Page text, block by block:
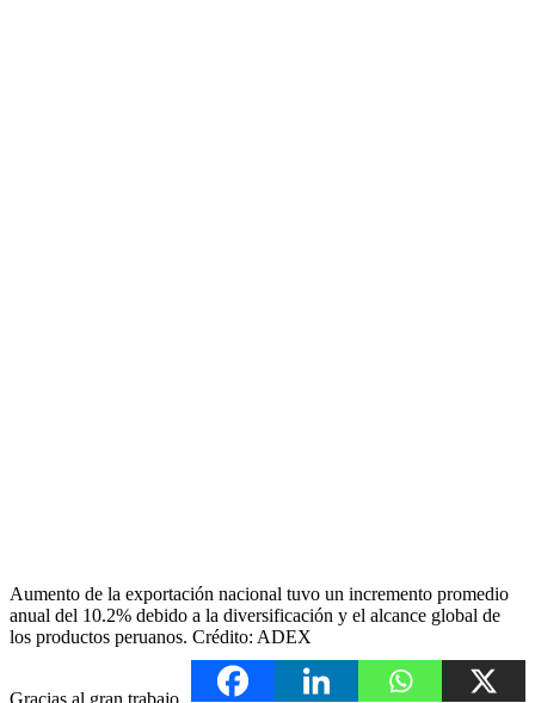
Aumento de la exportación nacional tuvo un incremento promedio
anual del 10.2% debido a la diversificación y el alcance global de
los productos peruanos. Crédito: ADEX